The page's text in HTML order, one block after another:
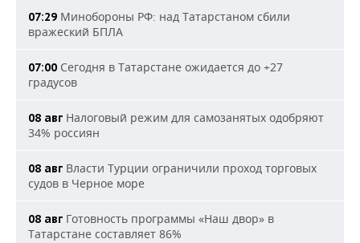
07:29 Минобороны РФ: над Татарстаном сбили
вражеский БПЛА
07:00 Сегодня в Татарстане ожидается до +27
градусов
08 авг Налоговый режим для самозанятых одобряют
34% россиян
08 авг Власти Турции ограничили проход торговых
судов в Черное море
08 авг Готовность программы «Наш двор» в
Татарстане составляет 86%